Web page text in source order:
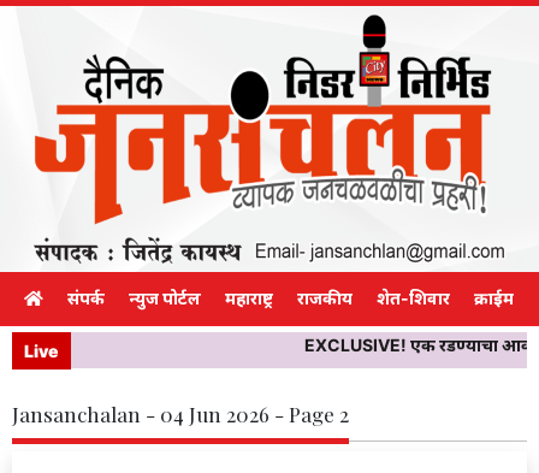
संपर्क न्युज पोर्टल महाराष्ट्र राजकीय शेत-शिवार क्राईम
Live EXCLUSIVE! एक रडण्याचा
Jansanchalan - 04 Jun 2026 - Page 2